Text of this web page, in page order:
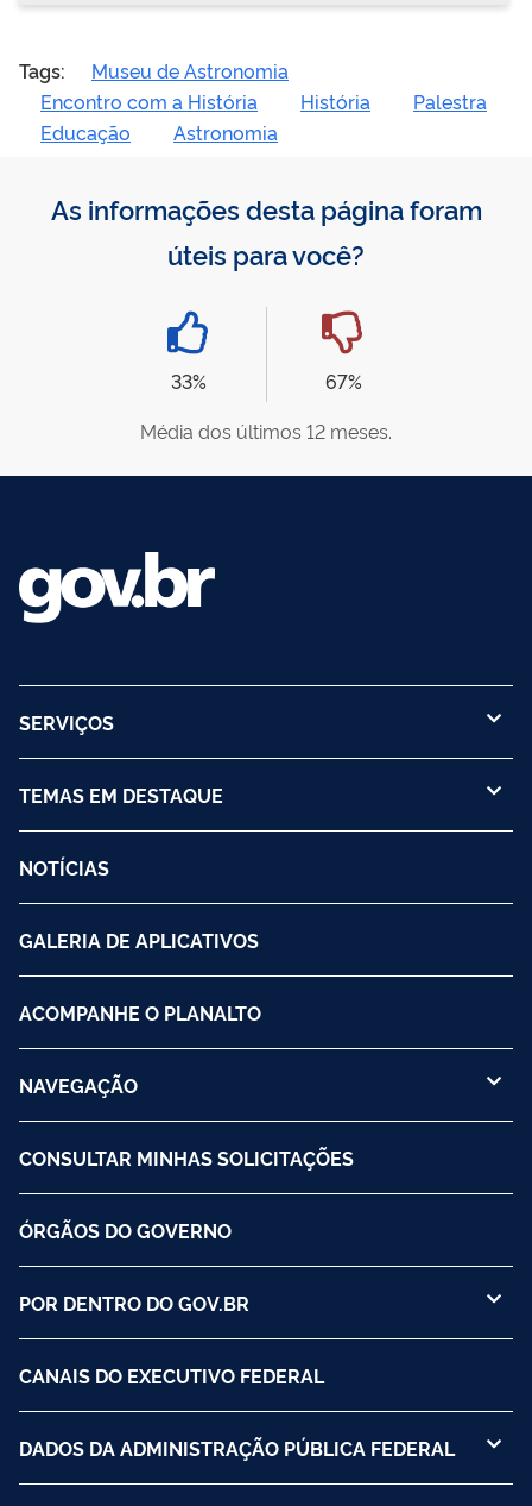
Tags:
Museu de Astronomia
Encontro com a História
História
Palestra
Educação
Astronomia
As informações desta página foram
úteis para você?
33%
67%
Média dos últimos 12 meses.
SERVIÇOS
TEMAS EM DESTAQUE
NOTÍCIAS
GALERIA DE APLICATIVOS
ACOMPANHE O PLANALTO
NAVEGAÇÃO
CONSULTAR MINHAS SOLICITAÇÕES
ÓRGÃOS DO GOVERNO
POR DENTRO DO GOV.BR
CANAIS DO EXECUTIVO FEDERAL
DADOS DA ADMINISTRAÇÃO PÚBLICA FEDERAL